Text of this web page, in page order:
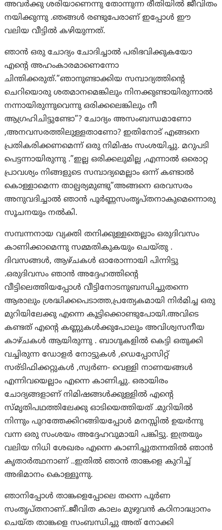
അവർക്കു ശരിയാണെന്നു തോന്നുന്ന രീതിയിൽ ജീവിതം
നയിക്കുന്നു .ഞങ്ങൾ രണ്ടുപേരാണ് ഇപ്പോൾ ഈ
വലിയ വീട്ടിൽ കഴിയുന്നത്.
ഞാൻ ഒരു ചോദ്യം ചോദിച്ചാൽ പരിഭവിക്കുകയോ
എന്റെ അഹംകാരമാണെന്നോ
ചിന്തിക്കരുത്.”ഞാനുണ്ടാക്കിയ സമ്പാദ്യത്തിന്റെ
ചെറിയൊരു ശതമാനമെങ്കിലും നിനക്കുണ്ടായിരുന്നാൽ
നന്നായിരുന്നുവെന്നു ഒരിക്കലെങ്കിലും നീ
ആഗ്രഹിചിട്ടുണ്ടോ”? ചോദ്യം അസംബന്ധമാണോ
,അനവസരത്തിലുള്ളതാണോ? ഇതിനോട് എങ്ങനെ
പ്രതികരിക്കണമെന്ന് ഒരു നിമിഷം സംശയിച്ചു. മറുപടി
പെട്ടന്നായിരുന്നു .”ഇല്ല ഒരിക്കലുമില്ല ,എന്നാൽ ഒരൊറ്റ
പ്രാവശ്യം നിങ്ങളുടെ സമ്പാദ്യമെല്ലാം ഒന്ന് കണ്ടാൽ
കൊള്ളാമെന്ന താല്പര്യമുണ്ടു”അങ്ങനെ ഒരവസരം
അനുവദിച്ചാൽ ഞാൻ പൂർണ്ണസംതൃപ്തനാകുമെന്നൊരു
സൂചനയും നൽകി.
സമ്പന്നനായ വ്യക്തി തനിക്കുള്ളതെല്ലാം ഒരുദിവസം
കാണിക്കാമെന്നു സമ്മതികുകയും ചെയ്തു .
ദിവസങ്ങൾ, ആഴ്ചകൾ ഓരോന്നായി പിന്നിട്ടു
.ഒരുദിവസം ഞാൻ അദ്ദേഹത്തിന്റെ
വീട്ടിലെത്തിയപ്പോൾ വീട്ടിനോടനുബന്ധിച്ചുതന്നെ
ആരാലും ശ്രദ്ധിക്കപെടാത്ത,പ്രത്യേകമായി നിർമിച്ച ഒരു
മുറിയിലേക്കു എന്നെ കൂട്ടിക്കൊണ്ടുപോയി.അവിടെ
കണ്ടത് എന്റെ കണ്ണുകൾക്കുപോലും അവിശ്വസനീയ
കാഴ്ചകൾ ആയിരുന്നു . ബാഗുകളിൽ കെട്ടി ഒതുക്കി
വച്ചിരുന്ന ഡോളർ നോട്ടുകൾ ,ഡെപ്പോസിറ്റ്
സര്ടിഫിക്കറ്റുകൾ ,സ്വർണ- വെള്ളി നാണയങ്ങൾ
എന്നിവയെല്ലാം എന്നെ കാണിച്ചു. ഒരായിരം
ചോദ്യങ്ങളാണ് നിമിഷങ്ങൾക്കുള്ളിൽ എന്റെ
സ്‌മൃതിപഥത്തിലേക്കു ഓടിയെത്തിയത് .മുറിയിൽ
നിന്നും പുറത്തേക്കിറങ്ങിയപ്പോൾ മനസ്സിൽ ഉയർന്നു
വന്ന ഒരു സംശയം അദ്ദേഹവുമായി പങ്കിട്ടു. ഇത്രയും
വലിയ നിധി ശേഖരം എന്നെ കാണിച്ചുതന്നതിൽ ഞാൻ
കൃതാർത്ഥനാണ് ..ഇതിൽ ഞാൻ താങ്കളെ കുറിച്ച്
അഭിമാനം കൊള്ളൂന്നു.
ഞാനിപ്പോൾ താങ്കളെപ്പോലെ തന്നെ പൂർണ
സംതൃപ്തനാണ്..ജീവിത കാലം മുഴുവൻ കഠിനാദ്ധ്വാനം
ചെയ്ത താങ്കളെ സംബന്ധിച്ചു അത് നോക്കി